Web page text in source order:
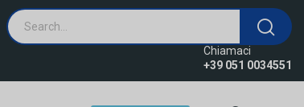
Chiamaci
+39 051 0034551